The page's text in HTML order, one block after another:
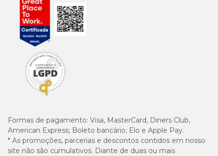
Formas de pagamento: Visa, MasterCard, Diners Club,
American Express; Boleto bancário; Elo e Apple Pay.
* As promoções, parcerias e descontos contidos em nosso
site não são cumulativos. Diante de duas ou mais